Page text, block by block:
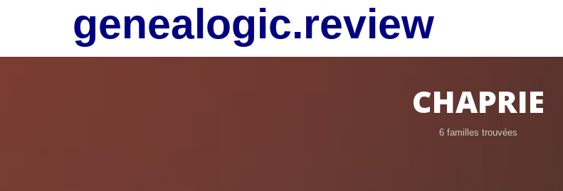
genealogic.review
CHAPRIE
6 familles trouvées